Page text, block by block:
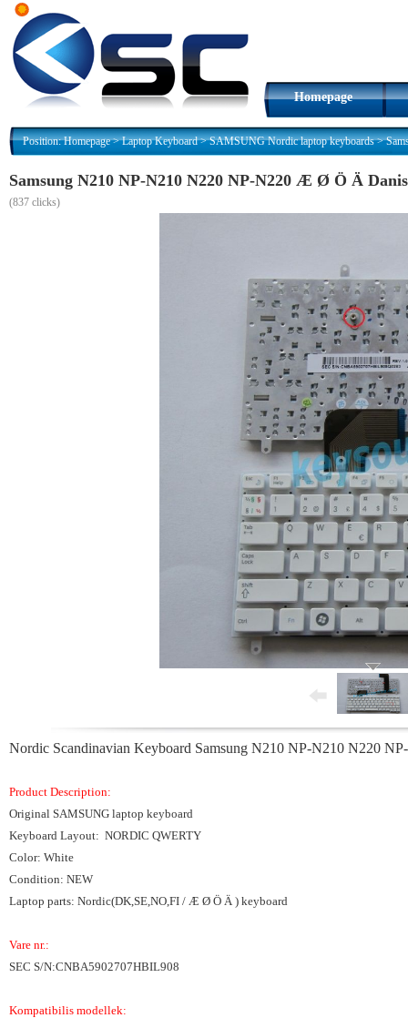
Homepage
Position:Homepage>Laptop Keyboard>SAMSUNG Nordic laptop keyboards>
Samsung N210 NP-N210 N220 NP-N220 Æ Ø Ö Ä
(837 clicks)
Nordic Scandinavian Keyboard Samsung N210 NP-N210 N220
Product Description:
Original SAMSUNG laptop keyboard
Keyboard Layout: NORDIC QWERTY
Color: White
Condition: NEW
Laptop parts: Nordic(DK,SE,NO,FI / Æ Ø Ö Ä ) keyboard
Vare nr.:
SEC S/N:CNBA5902707HBIL908
Kompatibilis modellek: